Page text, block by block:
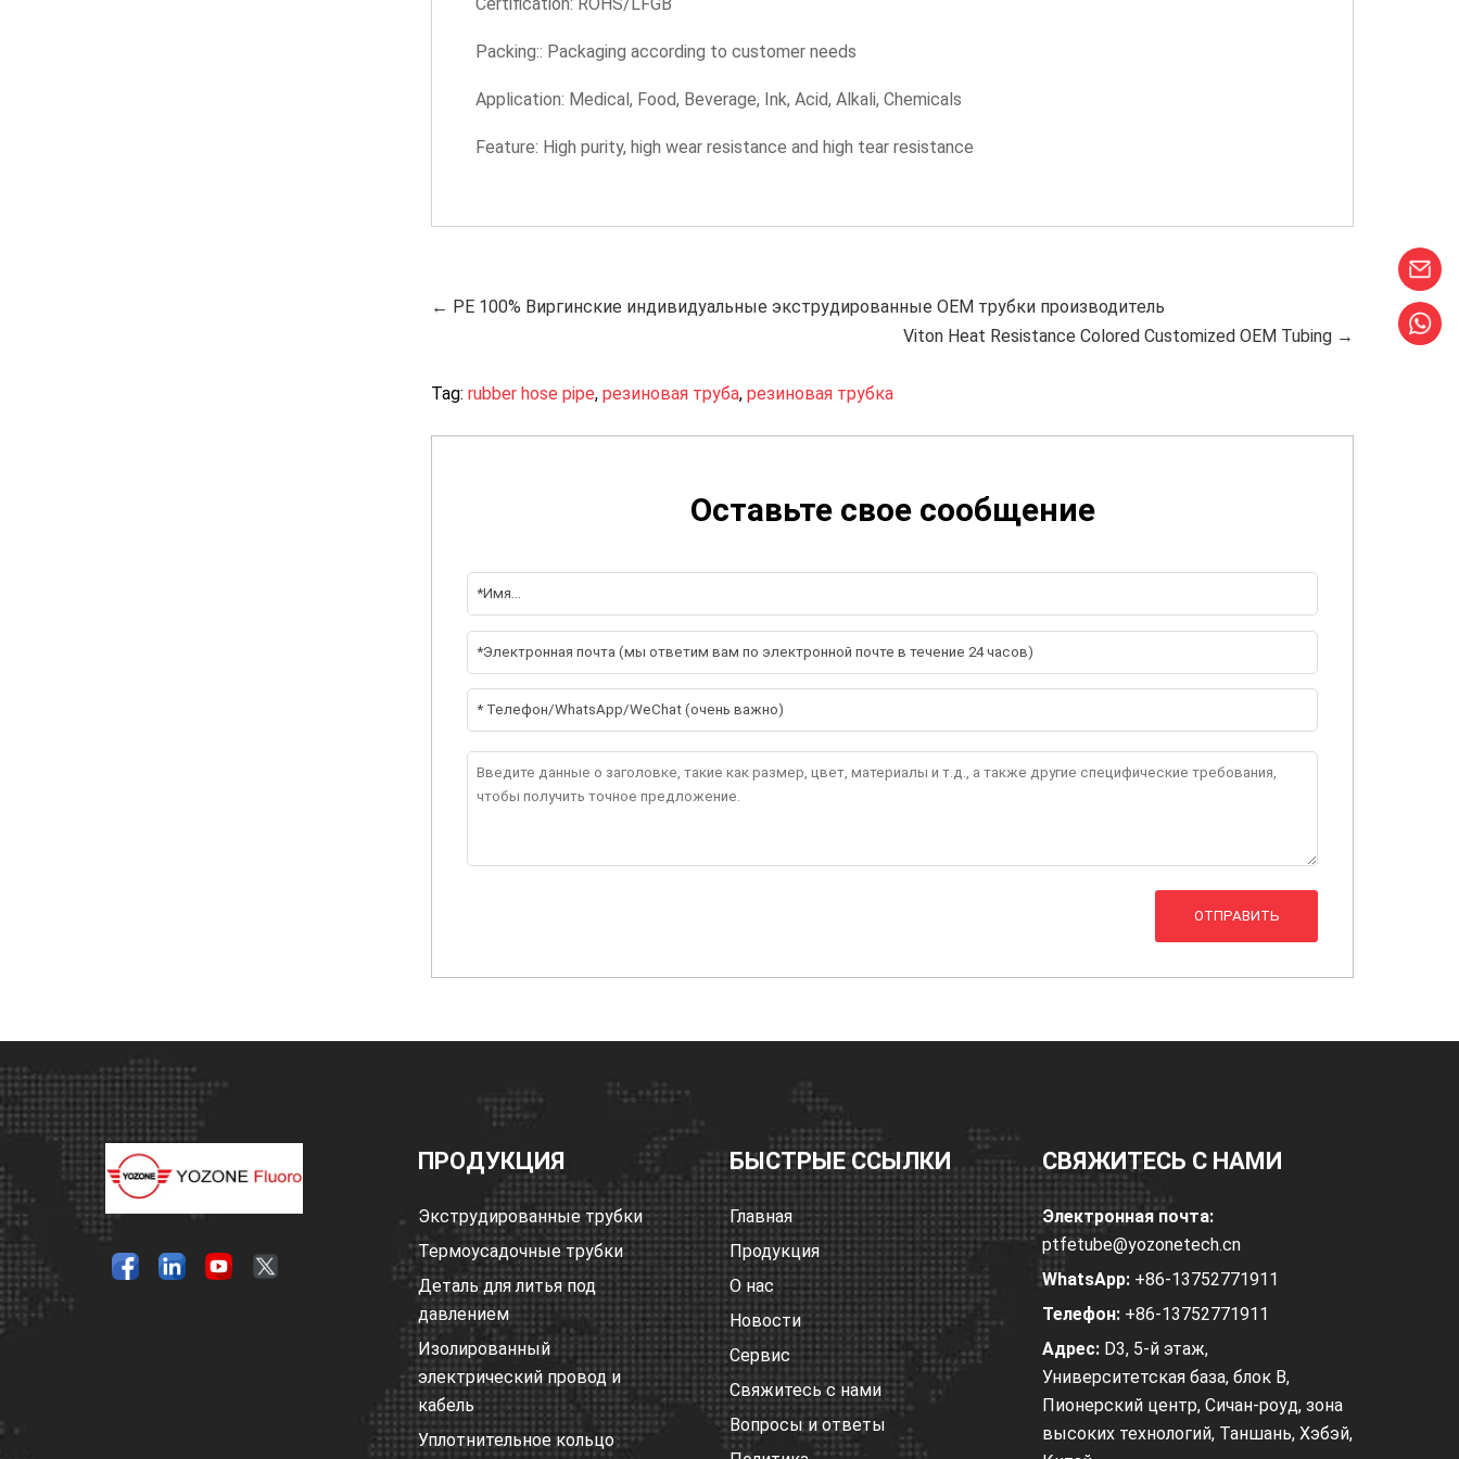
Certification: ROHS/LFGB
Packing:: Packaging according to customer needs
Application: Medical, Food, Beverage, Ink, Acid, Alkali, Chemicals
Feature: High purity, high wear resistance and high tear resistance
← PE 100% Виргинские индивидуальные экструдированные OEM трубки производитель
Viton Heat Resistance Colored Customized OEM Tubing →
Tag: rubber hose pipe, резиновая труба, резиновая трубка
Оставьте свое сообщение
ОТПРАВИТЬ
ПРОДУКЦИЯ
Экструдированные трубки
Термоусадочные трубки
Деталь для литья под
давлением
Изолированный
электрический провод и
кабель
Уплотнительное кольцо
БЫСТРЫЕ ССЫЛКИ
Главная
Продукция
О нас
Новости
Сервис
Свяжитесь с нами
Вопросы и ответы
СВЯЖИТЕСЬ С НАМИ
Электронная почта:
ptfetube@yozonetech.cn
WhatsApp:+86-13752771911
Телефон:+86-13752771911
Адрес:D3, 5-й этаж,
Университетская база, блок B,
Пионерский центр, Сичан-роуд, зона
высоких технологий, Таншань, Хэбэй,